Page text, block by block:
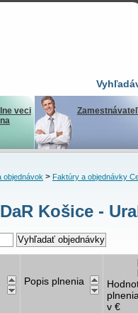
veci
Zamestnávateľ
objednávok> Faktúry a objednávky
Košice -
Popis plnenia
plnenia
v €